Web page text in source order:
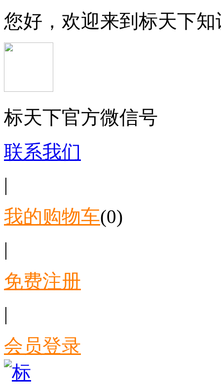
您好，欢迎来到标天下
标天下官方微信号
联系我们
|
我的购物车(0)
|
免费注册
|
会员登录